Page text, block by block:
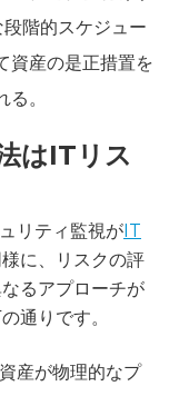
階的スケジュー
資産の是正措置を
。
はITリス
リティ監視が IT
様に、リスクの評
るアプローチが
通りです。
産が物理的なプ